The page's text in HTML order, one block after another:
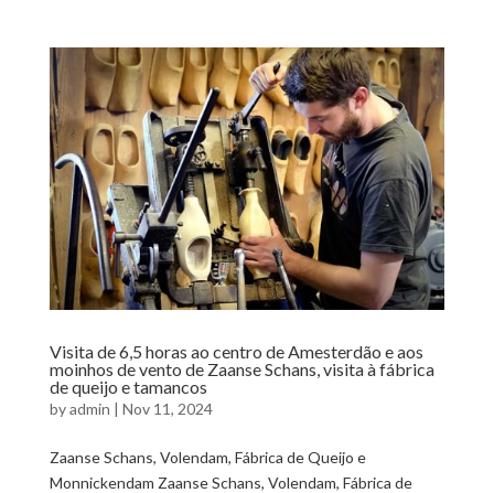
Visita de 6,5 horas ao centro de Amesterdão e aos
moinhos de vento de Zaanse Schans, visita à fábrica
de queijo e tamancos
byadmin | Nov 11, 2024
Zaanse Schans, Volendam, Fábrica de Queijo e
Monnickendam Zaanse Schans, Volendam, Fábrica de